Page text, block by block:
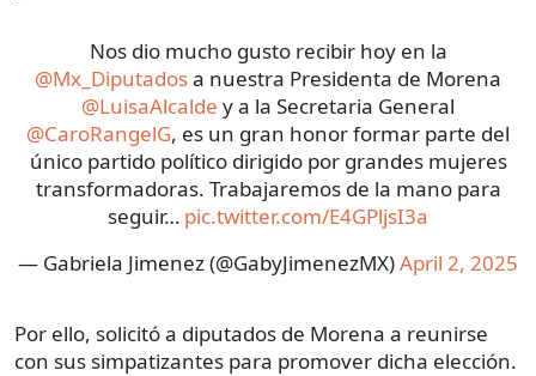
Nos dio mucho gusto recibir hoy en la
@Mx_Diputadosa nuestra Presidenta de Morena
@LuisaAlcalde y a la Secretaria General
@CaroRangelG, es un gran honor formar parte del
único partido político dirigido por grandes mujeres
transformadoras. Trabajaremos de la mano para
seguir… pic.twitter.com/E4GPljsI3a
— Gabriela Jimenez (@GabyJimenezMX)April 2, 2025
Por ello, solicitó a diputados de Morena a reunirse
con sus simpatizantes para promover dicha elección.